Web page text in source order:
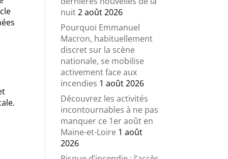
nuit2 août 2026
Pourquoi Emmanuel
Macron, habituellement
discret sur la scène
nationale, se mobilise
activement face aux
incendies 1 août 2026
Découvrez les activités
incontournables à ne pas
manquer ce 1er août en
Maine-et-Loire 1 août
2026